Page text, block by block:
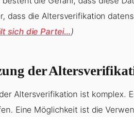
dass die Altersverifikation
sich die Partei…)
der
Altersverifikation ist komplex.
Eine Möglichkeit ist die